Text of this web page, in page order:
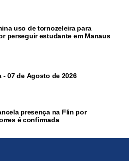
uso de tornozeleira para
perseguir estudante em Manaus
- 07 de Agosto de 2026
presença na Flin por
é confirmada